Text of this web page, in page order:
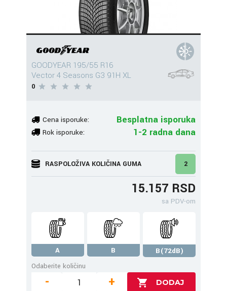
GOODYEAR 195/55 R16
Vector 4 Seasons G3 91H XL
0
Cena isporuke: Besplatna isporuka
Rok isporuke: 1-2 radna dana
RASPOLOŽIVA KOLIČINA GUMA 2
15.157 RSD
sa PDV-om
A B
B(72dB)
Odaberite količinu
- +